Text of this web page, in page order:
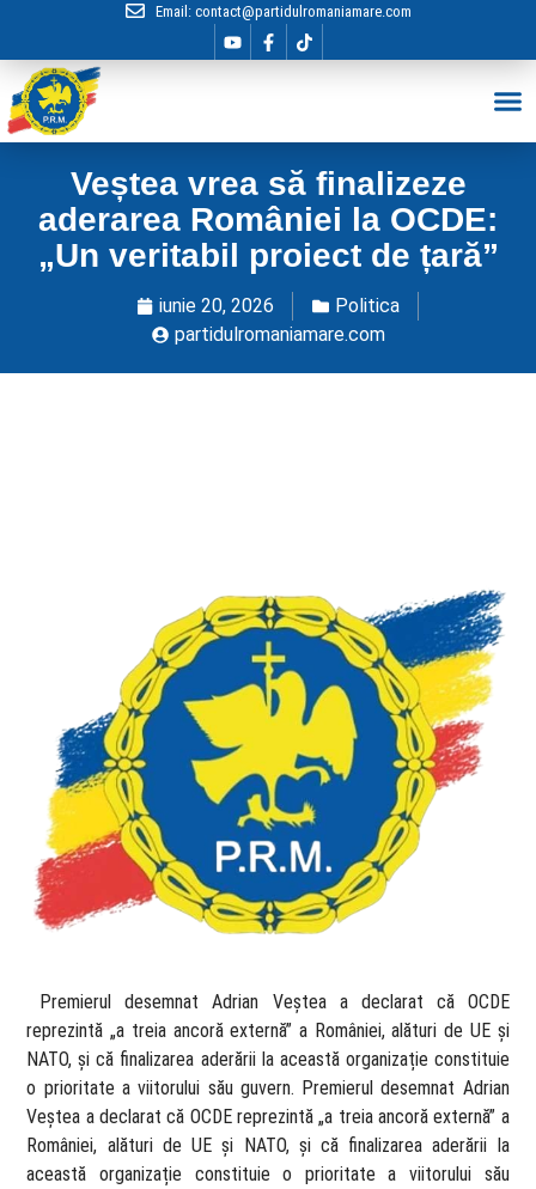
Email: contact@partidulromaniamare.com
Veștea vrea să finalizeze
aderarea României la OCDE:
„Un veritabil proiect de țară”
iunie 20, 2026
Politica
partidulromaniamare.com
​ Premierul desemnat Adrian Veștea a declarat că OCDE
reprezintă „a treia ancoră externă” a României, alături de UE și
NATO, și că finalizarea aderării la această organizație constituie
o prioritate a viitorului său guvern. Premierul desemnat Adrian
Veștea a declarat că OCDE reprezintă „a treia ancoră externă” a
României, alături de UE și NATO, și că finalizarea aderării la
această organizație constituie o prioritate a viitorului său